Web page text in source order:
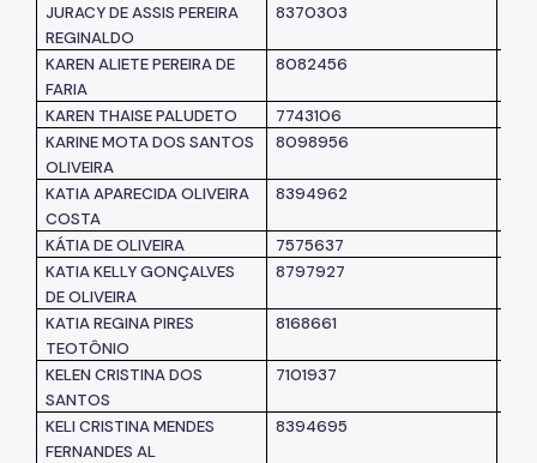
JURACY DE ASSIS PEREIRA
REGINALDO
8370303
KAREN ALIETE PEREIRA DE
FARIA
8082456
KAREN THAISE PALUDETO 7743106
KARINE MOTA DOS SANTOS
OLIVEIRA
8098956
KATIA APARECIDA OLIVEIRA
COSTA
8394962
KÁTIA DE OLIVEIRA 7575637
KATIA KELLY GONÇALVES
DE OLIVEIRA
8797927
KATIA REGINA PIRES
TEOTÔNIO
8168661
KELEN CRISTINA DOS
SANTOS
7101937
KELI CRISTINA MENDES
FERNANDES AL
8394695